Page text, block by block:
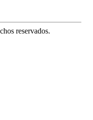
reservados.